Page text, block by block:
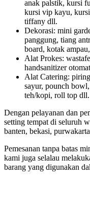
anak palstik, kursi
kursi vip kayu,
tiffany dll.
Dekorasi: mini
panggung, tiang
board, kotak
Alat Prokes:
handsanitizer
Alat Catering:
sayur, pounch
teh/kopi, roll top dll.
Dengan pelayanan dan
setting tempat di seluruh
banten, bekasi,
Pemesanan tanpa batas
kami juga selalau
barang yang digunakan